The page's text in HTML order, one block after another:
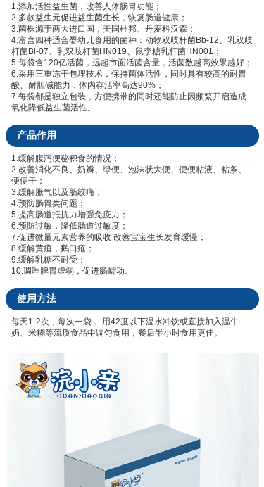
1.添加活性益生菌，改善人体肠胃功能；
2.多款益生元促进益生菌生长，恢复肠道健康；
3.菌株源于两大进口国，美国杜邦、丹麦科汉森；
4.富含四种适合婴幼儿食用的菌种：动物双歧杆菌Bb-12、乳双歧
杆菌Bi-07、乳双歧杆菌HN019、鼠李糖乳杆菌HN001；
5.每袋含120亿活菌，远超市面活菌含量，活菌数越高效果越好；
6.采用三重冻干包埋技术，保持菌体活性，同时具有较高的耐胃
酸、耐胆碱能力，体内存活率高达90%；
7.每袋都是独立包装，方便携带的同时还能防止因频繁开启造成
氧化降低益生菌活性。
产品作用
1.缓解腹泻便秘积食的情况；
2.改善消化不良、奶瓣、绿便、泡沫状大便、便便粘液、粘条、
便便干；
3.缓解胀气以及肠绞痛；
4.预防肠胃类问题；
5.提高肠道抵抗力增强免疫力；
6.预防过敏，降低肠道过敏度；
7.促进微量元素营养的吸收 改善宝宝生长发育缓慢；
8.缓解黄疸，鹅口疮；
9.缓解乳糖不耐受；
10.调理脾胃虚弱，促进肠蠕动。
使用方法
每天1-2次，每次一袋， 用42度以下温水冲饮或直接加入温牛
奶、米糊等流质食品中调匀食用，餐后半小时食用更佳。